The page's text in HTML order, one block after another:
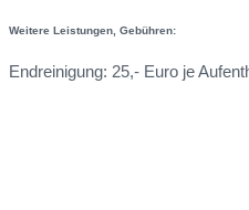
Weitere Leistungen, Gebühren:
Endreinigung: 25,- Euro je